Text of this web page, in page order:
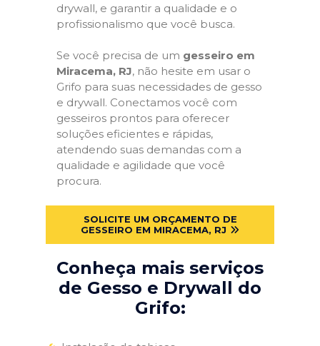
drywall, e garantir a qualidade e o
profissionalismo que você busca.
Se você precisa de um gesseiro em
Miracema, RJ, não hesite em usar o
Grifo para suas necessidades de gesso
e drywall. Conectamos você com
gesseiros prontos para oferecer
soluções eficientes e rápidas,
atendendo suas demandas com a
qualidade e agilidade que você
procura.
SOLICITE UM ORÇAMENTO DE
GESSEIRO EM MIRACEMA, RJ
Conheça mais serviços
de Gesso e Drywall do
Grifo: